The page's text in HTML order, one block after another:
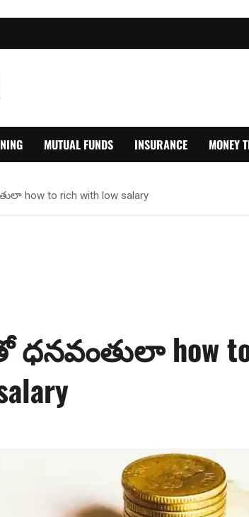
MUTUAL FUNDS INSURANCE MONEY
how to rich with low salary
ధ‌నవంతులా how